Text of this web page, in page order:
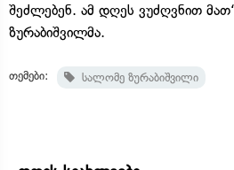
შეძლებენ. ამ დღეს ვუძღვნით
ზურაბიშვილმა.
თემები: სალომე ზურაბიშვილი